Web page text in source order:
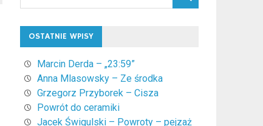
OSTATNIE WPISY
Marcin Derda – „23:59”
Anna Mlasowsky – Ze środka
Grzegorz Przyborek – Cisza
Powrót do ceramiki
Jacek Świgulski – Powroty – pejzaż